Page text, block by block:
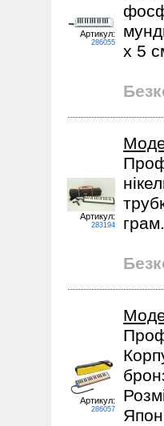
Артикул:
286055
x 5
Артикул:
283194
грам.
Артикул:
286057